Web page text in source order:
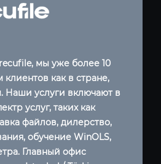
мы уже более 10
как в стране,
Наши услуги включают в
услуг, таких как
файлов, дилерство,
обучение WinOLS,
Главный офис